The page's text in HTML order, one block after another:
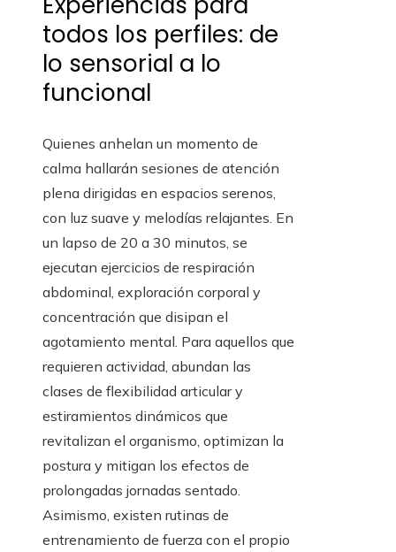
todos los perfiles: de
lo sensorial a lo
funcional
Quienes anhelan un momento de
calma hallarán sesiones de atención
plena dirigidas en espacios serenos,
con luz suave y melodías relajantes. En
un lapso de 20 a 30 minutos, se
ejecutan ejercicios de respiración
abdominal, exploración corporal y
concentración que disipan el
agotamiento mental. Para aquellos que
requieren actividad, abundan las
clases de flexibilidad articular y
estiramientos dinámicos que
revitalizan el organismo, optimizan la
postura y mitigan los efectos de
prolongadas jornadas sentado.
Asimismo, existen rutinas de
entrenamiento de fuerza con el propio